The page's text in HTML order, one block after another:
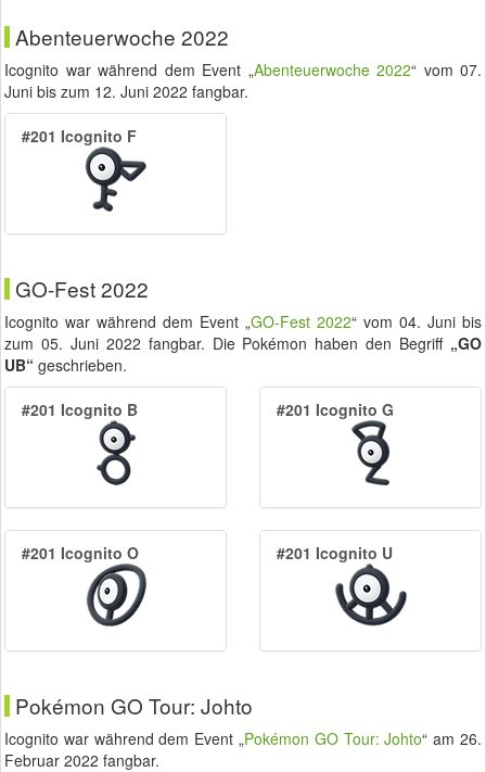
Abenteuerwoche 2022
Icognito war während dem Event „Abenteuerwoche 2022“ vom 07.
Juni bis zum 12. Juni 2022 fangbar.
#201 Icognito F
GO-Fest 2022
Icognito war während dem Event „GO-Fest 2022“ vom 04. Juni bis
zum 05. Juni 2022 fangbar. Die Pokémon haben den Begriff „GO
UB“ geschrieben.
#201 Icognito B #201 Icognito G
#201 Icognito O #201 Icognito U
Pokémon GO Tour: Johto
Icognito war während dem Event „Pokémon GO Tour: Johto“ am26.
Februar 2022 fangbar.